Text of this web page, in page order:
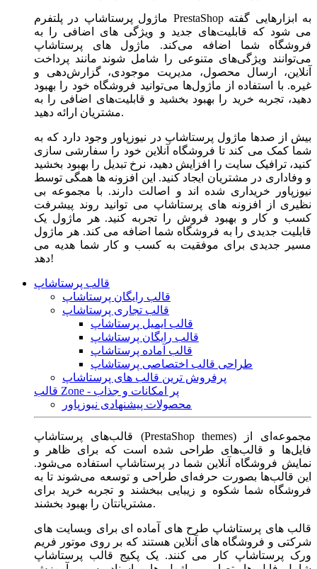
ماژول‌ پرستاشاپ در پلتفرم PrestaShop به ابزارهایی گفته
می شود که قابلیت‌های جدید و ویژگی های اضافی را به
فروشگاه شما اضافه می‌کند. ماژول های پرستاشاپ
می‌توانند ویژگی‌های متنوعی را شامل شوند مانند پرداخت
آنلاین، ارسال محصول، مدیریت موجودی، گزارش‌دهی و
غیره. با استفاده از ماژول‌ها می‌توانید فروشگاه خود را بهبود
دهید، تجربه خرید را بهبود بخشید و قابلیت‌های اضافی را به
مشتریان ارائه دهید.
بیش از صدها ماژول پرستاشاپ در نیوزپاور وجود دارد که به
شما کمک می کند تا فروشگاه آنلاین خود را سفارشی سازی
کنید، ترافیک سایت را افزایش دهید، نرخ تبدیل را بهبود بخشید
و وفاداری در مشتریان ایجاد کنید. این افزونه ها همگی توسط
نیوزپاور خریداری شده اند و اصالت دارند. با مجموعه بی
نظیری از افزونه های پرستاشاپ می توانید روند پیشرفت
کسب و کار و بهبود فروش را تجربه کنید. هر ماژول یک
قابلیت جدیدی را به فروشگاه شما اضافه می کند. هر ماژول
مسیر جدیدی برای موفقیت به کسب و کار شما هدیه می
دهد!
قالب پرستاشاپ
قالب رایگان پرستاشاپ
قالب تجاری پرستاشاپ
قالب ایمیل پرستاشاپ
قالب رایگان پرستاشاپ
قالب آماده پرستاشاپ
طراحی قالب اختصاصی پرستاشاپ
پرفروش ترین قالب های پرستاشاپ
قالب Zone - پر امکانات و جذاب
محصولات پیشنهادی نیوزپاور
قالب‌های پرستاشاپ (PrestaShop themes) مجموعه‌ای از
فایل‌ها و قالب‌های طراحی شده است که برای ظاهر و
نمایش فروشگاه آنلاین شما در پرستاشاپ استفاده می‌شود.
این قالب‌ها بصورت حرفه‌ای طراحی و توسعه می‌شوند تا به
فروشگاه شما شکوه و زیبایی ببخشند و تجربه خرید برای
مشتریانتان را بهبود بخشند.
قالب های پرستاشاپ طرح های آماده ای برای وبسایت های
شرکتی و فروشگاه های آنلاین هستند که بر روی موتور فریم
ورک پرستاشاپ کار می کنند. یک پکیج قالب پرستاشاپ